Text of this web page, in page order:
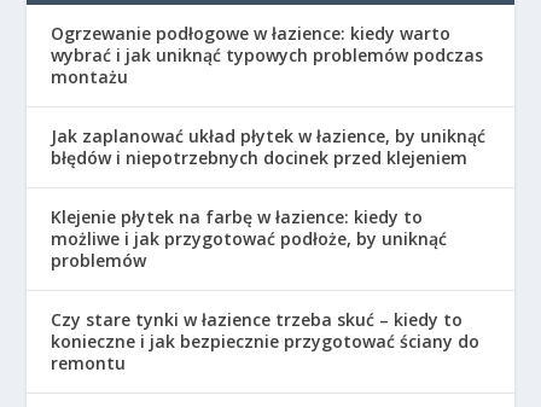
Ogrzewanie podłogowe w łazience: kiedy warto
wybrać i jak uniknąć typowych problemów podczas
montażu
Jak zaplanować układ płytek w łazience, by uniknąć
błędów i niepotrzebnych docinek przed klejeniem
Klejenie płytek na farbę w łazience: kiedy to
możliwe i jak przygotować podłoże, by uniknąć
problemów
Czy stare tynki w łazience trzeba skuć – kiedy to
konieczne i jak bezpiecznie przygotować ściany do
remontu